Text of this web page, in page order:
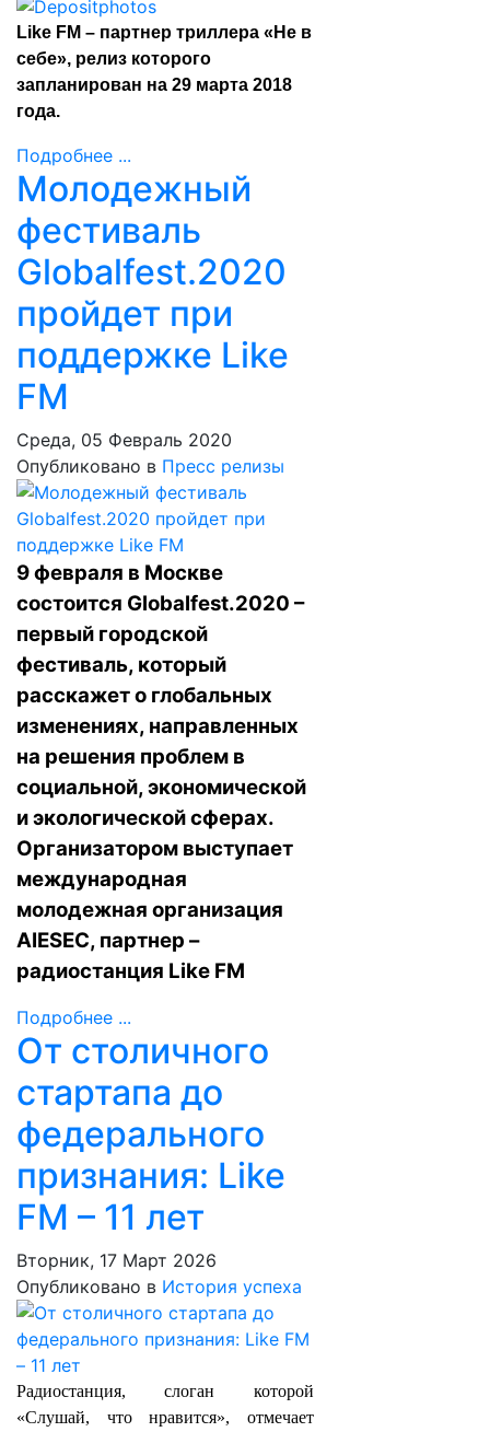
Like FM – партнер триллера «Не в
себе», релиз которого
запланирован на 29 марта 2018
года.
Подробнее ...
Молодежный
фестиваль
Globalfest.2020
пройдет при
поддержке Like
FM
Среда, 05 Февраль 2020
Опубликовано в Пресс релизы
9 февраля в Москве
состоится Globalfest.2020 –
первый городской
фестиваль, который
расскажет о глобальных
изменениях, направленных
на решения проблем в
социальной, экономической
и экологической сферах.
Организатором выступает
международная
молодежная организация
AIESEC, партнер –
радиостанция Like FM
Подробнее ...
От столичного
стартапа до
федерального
признания: Like
FM – 11 лет
Вторник, 17 Март 2026
Опубликовано в История успеха
Радиостанция, слоган которой
«Слушай, что нравится», отмечает